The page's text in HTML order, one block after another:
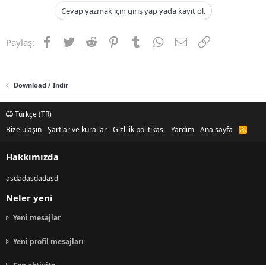
i
Cevap yazmak için giriş yap yada kayıt ol.
Paylaş: Facebook
TwitterReddit PinterestTumblrWhatsApp
E-postaLink
Download / Indir
Türkçe (TR)
Bize ulaşın Şartlar ve kurallar Gizlilik politikası Yardım Ana sayfa
R
S
Hakkımızda
asdadasdadasd
Neler yeni
Yeni mesajlar
Yeni profil mesajları